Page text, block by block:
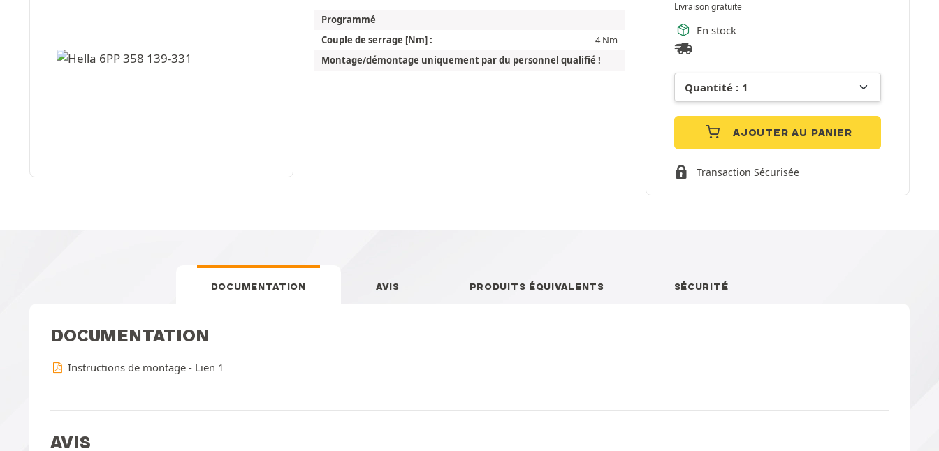
Livraison gratuite
En stock
AJOUTER AU PANIER
Transaction Sécurisée
Programmé
Couple de serrage [Nm] :
4 Nm
Montage/démontage uniquement par du personnel qualifié !
DOCUMENTATION AVIS PRODUITS ÉQUIVALENTS SÉCURITÉ
DOCUMENTATION
Instructions de montage - Lien 1
AVIS